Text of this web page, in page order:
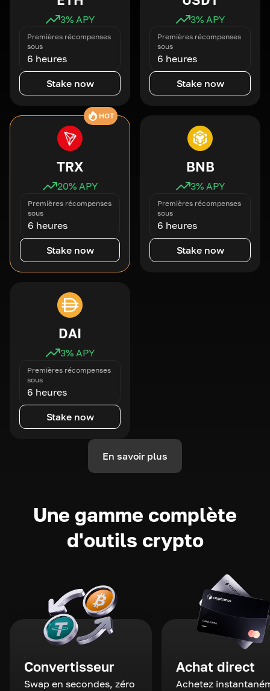
3% APY
Premières récompenses
sous
6 heures
Stake now
3% APY
Premières récompenses
sous
6 heures
Stake now
HOT
TRX
20% APY
Premières récompenses
sous
6 heures
Stake now
BNB
3% APY
Premières récompenses
sous
6 heures
Stake now
DAI
3% APY
Premières récompenses
sous
6 heures
Stake now
En savoir plus
Une gamme complète
d'outils crypto
Convertisseur
Swap en secondes, zéro
Achat direct
Achetez